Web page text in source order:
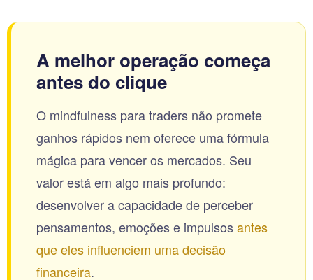
A melhor operação começa
antes do clique
O mindfulness para traders não promete
ganhos rápidos nem oferece uma fórmula
mágica para vencer os mercados. Seu
valor está em algo mais profundo:
desenvolver a capacidade de perceber
pensamentos, emoções e impulsosantes
que eles influenciem uma decisão
financeira.